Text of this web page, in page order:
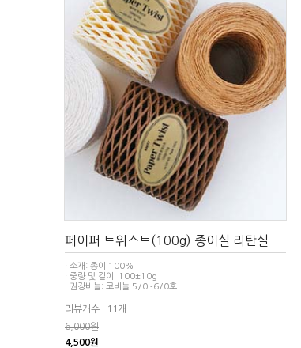
페이퍼 트위스트(100g) 종이실 라탄실
· 소재: 종이 100%
· 중량 및 길이: 100±10g
· 권장바늘: 코바늘 5/0~6/0호
리뷰개수 : 11개
6,000원
4,500원